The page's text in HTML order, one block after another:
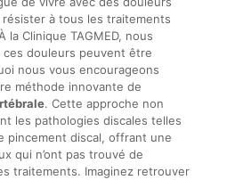
à tous les traitements
la Clinique TAGMED, nous
douleurs peuvent être
nous vous encourageons
méthode innovante de
. Cette approche non
les pathologies discales telles
pincement discal, offrant une
qui n’ont pas trouvé de
traitements. Imaginez retrouver